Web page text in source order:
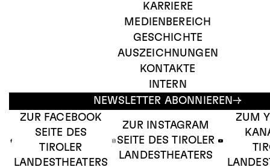
KARRIERE
MEDIENBEREICH
GESCHICHTE
AUSZEICHNUNGEN
KONTAKTE
INTERN
NEWSLETTER ABONNIEREN
ZUR FACEBOOK
SEITE DES
TIROLER
LANDESTHEATERS
ZUR INSTAGRAM
SEITE DES TIROLER
LANDESTHEATERS
ZUM